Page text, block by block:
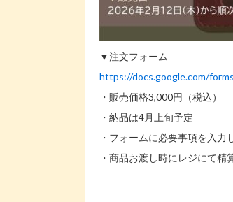
▼注文フォーム
https://docs.google.com/
・販売価格3,000円（税込）
・納品は4月上旬予定
・フォームに必要事項を入
・商品お渡し時にレジにて精